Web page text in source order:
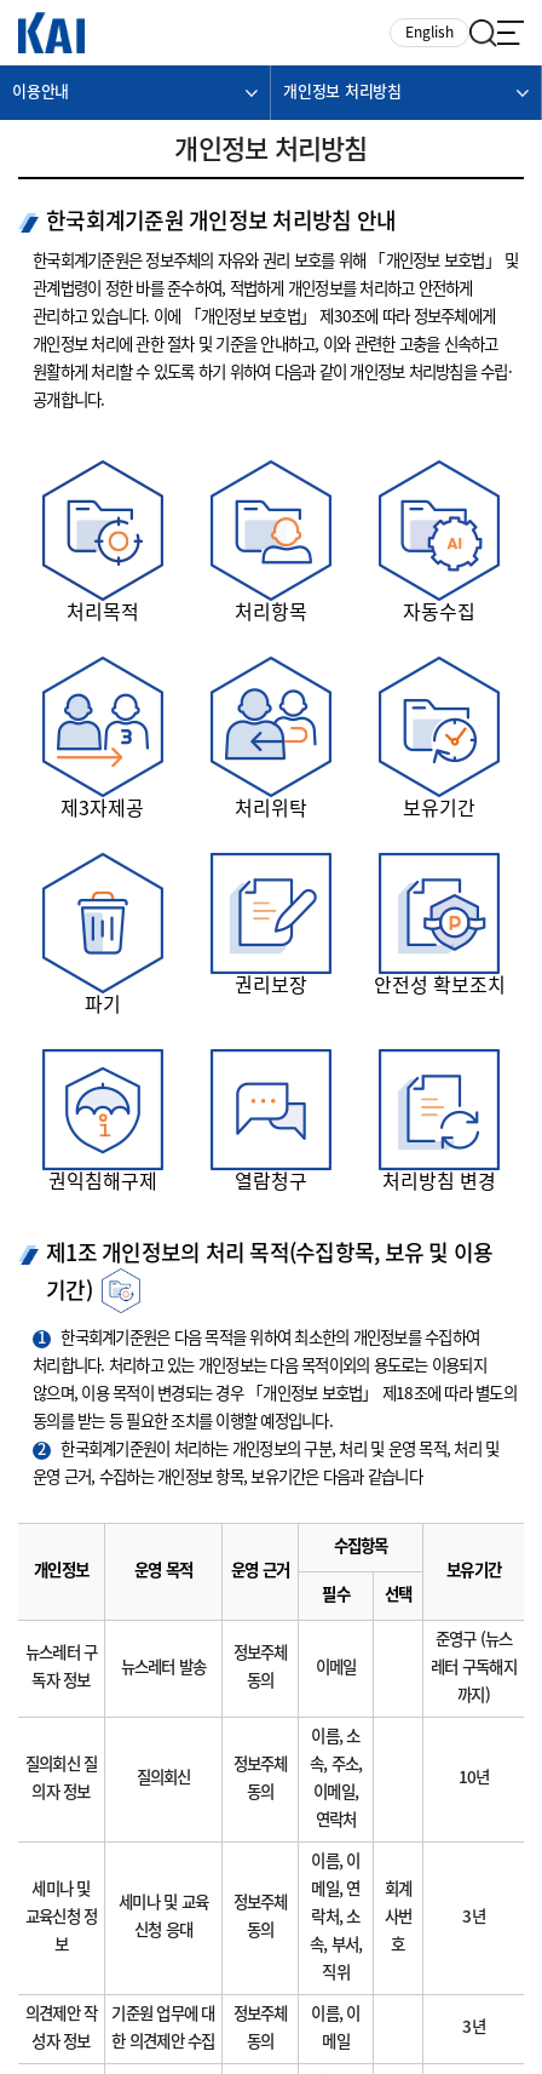
English
이용안내 개인정보 처리방침
개인정보 처리방침
한국회계기준원 개인정보 처리방침 안내
한국회계기준원은 정보주체의 자유와 권리 보호를 위해 「개인정보 보호법」 및
관계법령이 정한 바를 준수하여, 적법하게 개인정보를 처리하고 안전하게
관리하고 있습니다. 이에 「개인정보 보호법」 제30조에 따라 정보주체에게
개인정보 처리에 관한 절차 및 기준을 안내하고, 이와 관련한 고충을 신속하고
원활하게 처리할 수 있도록 하기 위하여 다음과 같이 개인정보 처리방침을 수립·
공개합니다.
처리목적 처리항목 자동수집
제3자제공 처리위탁 보유기간
파기
권리보장 안전성 확보조치
권익침해구제 열람청구 처리방침 변경
제1조 개인정보의 처리 목적(수집항목, 보유 및 이용
기간)
1
한국회계기준원은 다음 목적을 위하여 최소한의 개인정보를 수집하여
처리합니다. 처리하고 있는 개인정보는 다음 목적이외의 용도로는 이용되지
않으며, 이용 목적이 변경되는 경우 「개인정보 보호법」 제18조에 따라 별도의
동의를 받는 등 필요한 조치를 이행할 예정입니다.
2
한국회계기준원이 처리하는 개인정보의 구분, 처리 및 운영 목적, 처리 및
운영 근거, 수집하는 개인정보 항목, 보유기간은 다음과 같습니다
개인정보 운영 목적 운영 근거
수집항목
보유기간
필수
선택
뉴스레터 구
독자 정보
뉴스레터 발송
정보주체
동의
이메일
준영구 (뉴스
레터 구독해지
까지)
질의회신 질
의자 정보
질의회신
정보주체
동의
이름, 소
속, 주소,
이메일,
연락처
10년
세미나 및
교육신청 정
보
세미나 및 교육
신청 응대
정보주체
동의
이름, 이
메일, 연
락처, 소
속, 부서,
직위
회계
사번
호
3년
의견제안 작
성자 정보
기준원 업무에 대
한 의견제안 수집
정보주체
동의
이름, 이
메일
3년